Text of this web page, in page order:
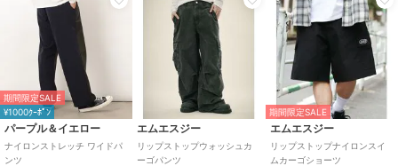
期間限定SALE
¥1000ｸｰﾎﾟﾝ
パープル＆イエロー
ナイロンストレッチ ワイドパ
ンツ
エムエスジー
リップストップウォッシュカ
ーゴパンツ
期間限定SALE
エムエスジー
リップストップナイロンスイ
ムカーゴショーツ